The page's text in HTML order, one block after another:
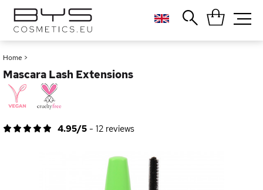
Home >
Mascara Lash Extensions
4.95/5 - 12 reviews
Close
Foundation
Lipstick
Palette